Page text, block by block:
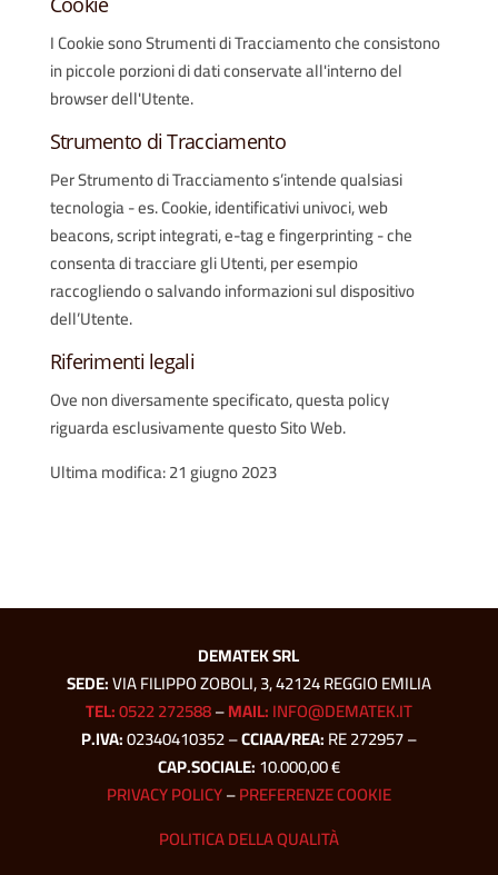
I Cookie sono Strumenti di Tracciamento che consistono
in piccole porzioni di dati conservate all'interno del
browser dell'Utente.
Strumento di Tracciamento
Per Strumento di Tracciamento s’intende qualsiasi
tecnologia - es. Cookie, identificativi univoci, web
beacons, script integrati, e-tag e fingerprinting - che
consenta di tracciare gli Utenti, per esempio
raccogliendo o salvando informazioni sul dispositivo
dell’Utente.
Riferimenti legali
Ove non diversamente specificato, questa policy
riguarda esclusivamente questo Sito Web.
Ultima modifica: 21 giugno 2023
DEMATEK SRL
SEDE:VIA FILIPPO ZOBOLI, 3, 42124 REGGIO EMILIA
TEL:0522 272588–MAIL:INFO@DEMATEK.IT
P.IVA:02340410352 –CCIAA/REA:RE 272957 –
CAP.SOCIALE:10.000,00 €
PRIVACY POLICY–PREFERENZE COOKIE
POLITICA DELLA QUALITÀ